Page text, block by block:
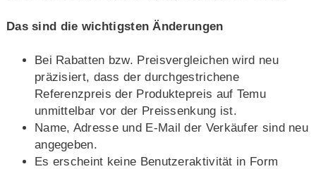
Das sind die wichtigsten Änderungen
Bei Rabatten bzw. Preisvergleichen wird neu
präzisiert, dass der durchgestrichene
Referenzpreis der Produktepreis auf Temu
unmittelbar vor der Preissenkung ist.
Name, Adresse und E-Mail der Verkäufer sind neu
angegeben.
Es erscheint keine Benutzeraktivität in Form